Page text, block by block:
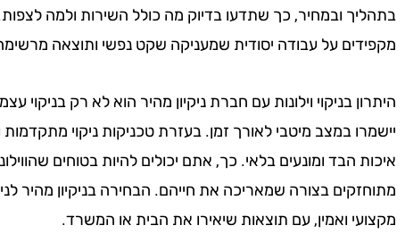
בתהליך ובמחיר, כך שתדעו בדיוק מה כולל השירות ולמה
מקפידים על עבודה יסודית שמעניקה שקט נפשי ותוצאה
היתרון בניקוי וילונות עם חברת ניקיון מהיר הוא לא רק
יישמרו במצב מיטבי לאורך זמן. בעזרת טכניקות ניקוי מתקדמות
איכות הבד ומונעים בלאי. כך, אתם יכולים להיות בטוחים
מתוחזקים בצורה שמאריכה את חייהם. הבחירה בניקיון מהיר
מקצועי ואמין, עם תוצאות שיאירו את הבית או המשרד.